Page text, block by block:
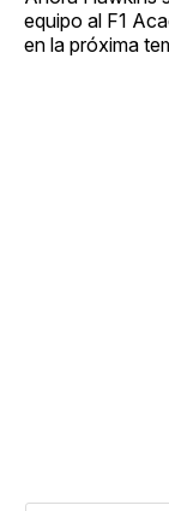
equipo al F1
en la próxima